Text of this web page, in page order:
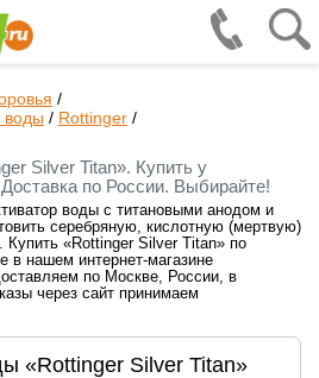
/
воды / Rottinger /
Silver Titan». Купить у
по России. Выбирайте!
воды с титановыми анодом и
серебряную, кислотную (мертвую)
«Rottinger Silver Titan» по
в нашем интернет-магазине
по Москве, России, в
через сайт принимаем
«Rottinger Silver Titan»